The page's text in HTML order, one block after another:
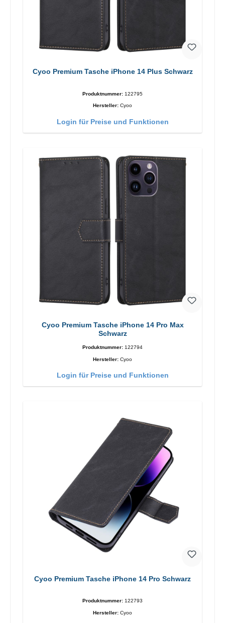
Cyoo Premium Tasche iPhone 14 Plus Schwarz
Produktnummer: 122795
Hersteller: Cyoo
Login für Preise und Funktionen
Cyoo Premium Tasche iPhone 14 Pro Max
Schwarz
Produktnummer: 122794
Hersteller: Cyoo
Login für Preise und Funktionen
Cyoo Premium Tasche iPhone 14 Pro Schwarz
Produktnummer: 122793
Hersteller: Cyoo